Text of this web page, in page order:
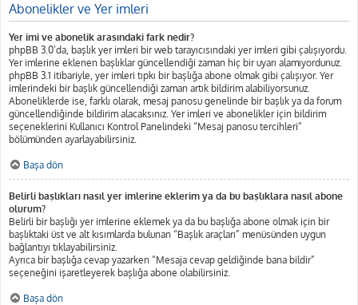
Abonelikler ve Yer imleri
Yer imi ve abonelik arasındaki fark nedir?
phpBB 3.0’da, başlık yer imleri bir web tarayıcısındaki yer imleri gibi çalışıyordu.
Yer imlerine eklenen başlıklar güncellendiği zaman hiç bir uyarı alamıyordunuz.
phpBB 3.1 itibariyle, yer imleri tıpkı bir başlığa abone olmak gibi çalışıyor. Yer
imlerindeki bir başlık güncellendiği zaman artık bildirim alabiliyorsunuz.
Aboneliklerde ise, farklı olarak, mesaj panosu genelinde bir başlık ya da forum
güncellendiğinde bildirim alacaksınız. Yer imleri ve abonelikler için bildirim
seçeneklerini Kullanıcı Kontrol Panelindeki “Mesaj panosu tercihleri”
bölümünden ayarlayabilirsiniz.
Başa dön
Belirli başlıkları nasıl yer imlerine eklerim ya da bu başlıklara nasıl abone
olurum?
Belirli bir başlığı yer imlerine eklemek ya da bu başlığa abone olmak için bir
başlıktaki üst ve alt kısımlarda bulunan “Başlık araçları” menüsünden uygun
bağlantıyı tıklayabilirsiniz.
Ayrıca bir başlığa cevap yazarken “Mesaja cevap geldiğinde bana bildir”
seçeneğini işaretleyerek başlığa abone olabilirsiniz.
Başa dön